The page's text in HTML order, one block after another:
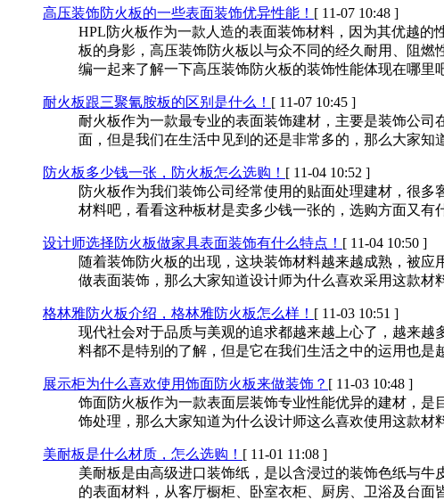
高压装饰防火板的一些表面装饰优异性能！ [ 11-07 10:48 ]
HPL防火板作为一款人造的表面装饰材料，因为其优越
板的身影，高压装饰防火板以与众不同的经久耐用、阻
编一起来了解一下高压装饰防火板的装饰性能体现在哪里
耐火板跟三聚氰胺板的区别是什么！ [ 11-07 10:45 ]
耐火板作为一款最专业的表面装饰建材，主要是装饰公
面，但是我们在生活中见到的还是非常多的，那么大家知
防火板多少钱一张，防火板怎么选购！ [ 11-04 10:52 ]
防火板作为我们装饰公司经常使用的贴面处理建材，很
材料吧，看看这种板材是卖多少钱一张的，选购方面又有
设计师选择防火板做家具表面装饰有什么特点！ [ 11-04 10:50 ]
随着装饰防火板的出现，这块装饰材料越来越成熟，被
做表面装饰，那么大家知道设计师为什么喜欢采用这款材
格林雅防火板介绍，格林雅防火板怎么样！ [ 11-03 10:51 ]
现代社会对于品质与美观的追求都越来越上心了，越来
料都不是特别的了解，但是它在我们生活之中的运用也是
展示柜为什么喜欢使用饰面防火板来做装饰？ [ 11-03 10:48 ]
饰面防火板作为一款表面层装饰专业性能优异的建材，
饰处理，那么大家知道为什么设计师这么喜欢使用这款材
美耐板是什么材质，怎么选购！ [ 11-01 11:08 ]
美耐板是由高级进口装饰纸，是以含浸过的装饰色纸与
的表面材料，从客厅橱柜、卧室衣柜、厨房、卫浴及台面